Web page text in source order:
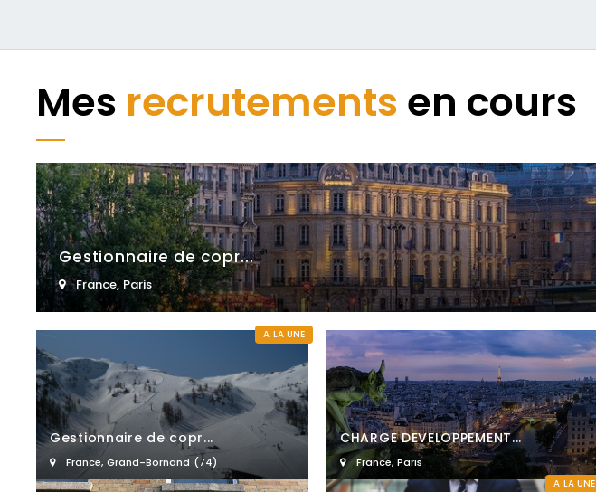
Mes recrutements en cours
Gestionnaire de copr...
France, Paris
A LA UNE
Gestionnaire de copr...
France, Grand-Bornand (74)
CHARGE DEVELOPPEMENT...
France, Paris
A LA UNE